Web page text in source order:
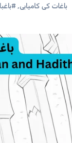
#باغات کی کامیابی,